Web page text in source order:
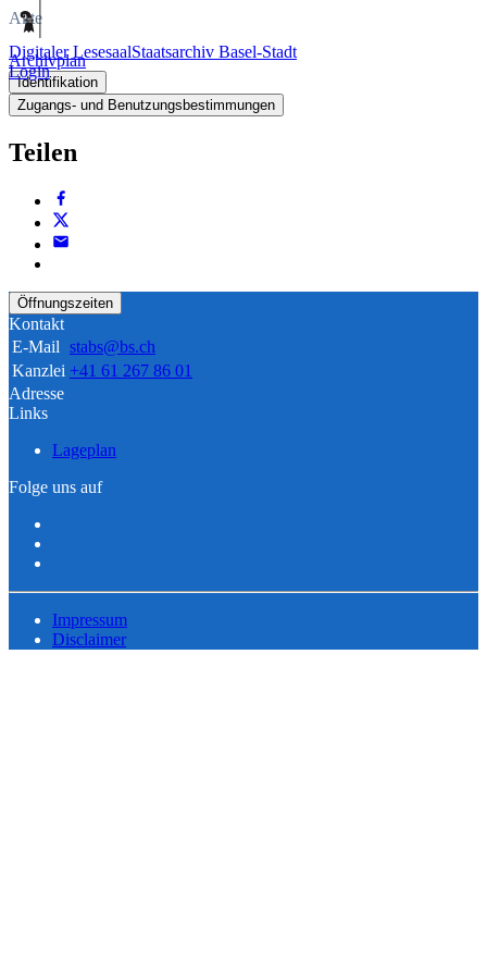
Digitaler LesesaalStaatsarchiv Basel-Stadt
Login
Akte
Archivplan
Identifikation
Zugangs- und Benutzungsbestimmungen
Teilen
Öffnungszeiten
Kontakt
E-Mail stabs@bs.ch
Kanzlei +41 61 267 86 01
Adresse
Links
Lageplan
Folge uns auf
Impressum
Disclaimer